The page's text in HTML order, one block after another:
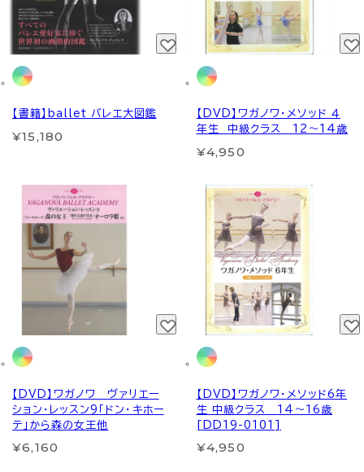
【書籍】ballet バレエ大図鑑
¥15,180
【DVD】ワガノワ・メソッド ４
年生 中級クラス 12～14歳
¥4,950
【DVD】ワガノワ ヴァリエー
ション・レッスン9「ドン・キホー
テ」から森の女王他
¥6,160
【DVD】ワガノワ・メソッド6年
生 中級クラス 14～16歳
[DD19-0101]
¥4,950